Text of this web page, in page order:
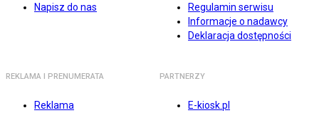
Napisz do nas
Regulamin serwisu
Informacje o nadawcy
Deklaracja dostępności
REKLAMA I PRENUMERATA
Reklama
PARTNERZY
E-kiosk.pl